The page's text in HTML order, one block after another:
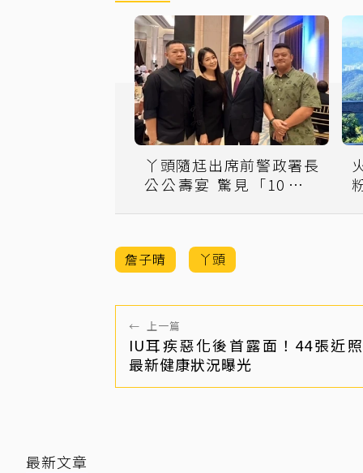
丫頭隨尪出席前警政署長
公公壽宴 驚見「10層高
詹子晴 丫頭
← 上一篇
IU耳疾惡化後首露面！44張近
最新健康狀況曝光
最新文章